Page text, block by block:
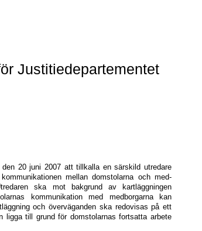
Justitiedepartementet
den 20 juni 2007 att tillkalla en särskild utredare
mellan domstolarna och med-
ska mot bakgrund av kartläggningen
kommunikation med medborgarna kan
och överväganden ska redovisas på ett
ligga till grund för domstolarnas fortsatta arbete